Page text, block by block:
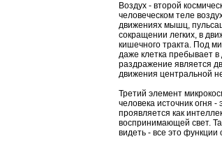
Воздух - второй
человеческом теле
движениях мышц,
сокращении легких, в
кишечного тракта. Под
даже клетка пребывает
раздражение является
движения центральной
Третий элемент
человека источник огня
проявляется как
воспринимающей свет.
видеть - все это